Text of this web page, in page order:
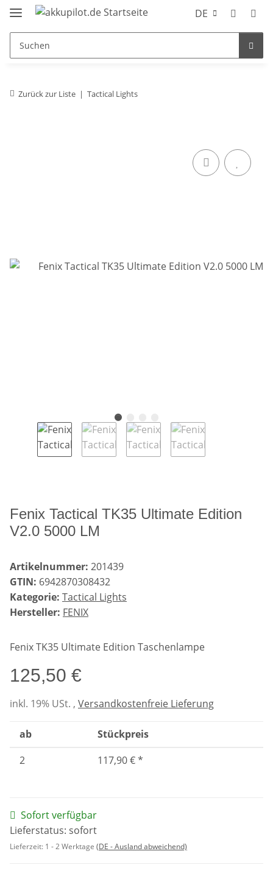
DE
Zurück zur Liste Tactical Lights
Fenix Tactical TK35 Ultimate Edition
V2.0 5000 LM
Artikelnummer: 201439
GTIN: 6942870308432
Kategorie: Tactical Lights
Hersteller: FENIX
Fenix TK35 Ultimate Edition Taschenlampe
125,50 €
inkl. 19% USt. , Versandkostenfreie Lieferung
ab
Stückpreis
2
117,90 €*
Sofort verfügbar
Lieferstatus: sofort
Lieferzeit: 1 - 2 Werktage (DE - Ausland abweichend)